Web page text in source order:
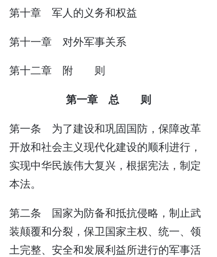
第十章 军人的义务和权益
第十一章 对外军事关系
第十二章 附 则
第一章 总 则
第一条 为了建设和巩固国防，保障改革
开放和社会主义现代化建设的顺利进行，
实现中华民族伟大复兴，根据宪法，制定
本法。
第二条 国家为防备和抵抗侵略，制止武
装颠覆和分裂，保卫国家主权、统一、领
土完整、安全和发展利益所进行的军事活